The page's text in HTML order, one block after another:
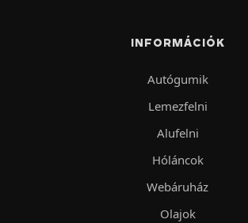
INFORMÁCIÓK
Autógumik
Lemezfelni
Alufelni
Hóláncok
Webáruház
Olajok